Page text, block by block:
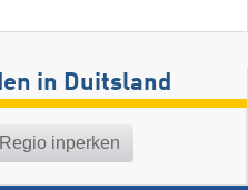
in Duitsland
Regio inperken